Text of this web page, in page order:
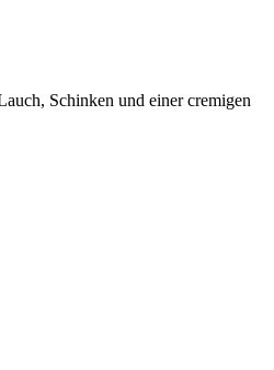
Schinken und einer cremigen